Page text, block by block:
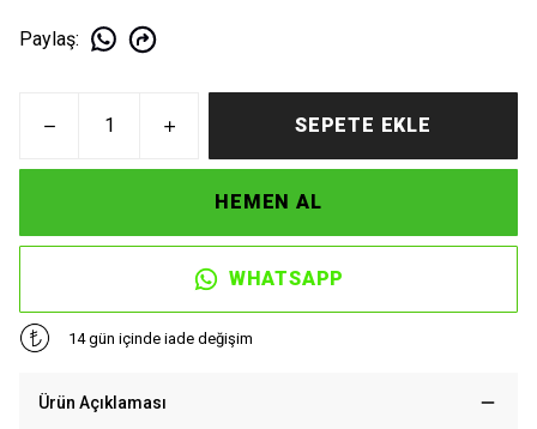
Paylaş:
SEPETE EKLE
HEMEN AL
WHATSAPP
14 gün içinde iade değişim
Ürün Açıklaması